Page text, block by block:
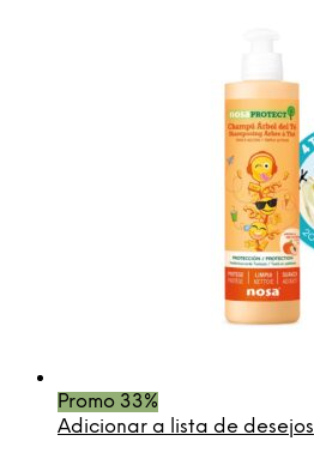
Promo 33%
Adicionar a lista de desejos